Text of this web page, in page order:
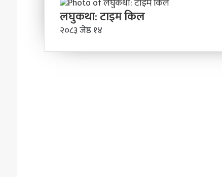
लघुकथा: टाइम किल
२०८३ जेष्ठ १४